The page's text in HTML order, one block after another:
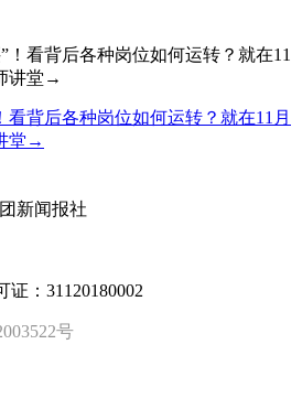
看背后各种岗位如何运转？就在11月
堂→
新闻报社
：31120180002
号